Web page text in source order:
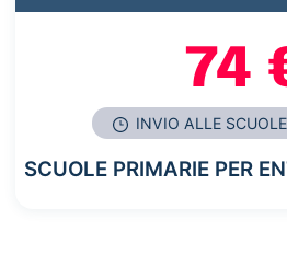
74
INVIO ALLE
SCUOLE PRIMARIE PER